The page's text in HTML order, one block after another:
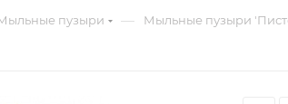
пузыри — Мыльные пузыри